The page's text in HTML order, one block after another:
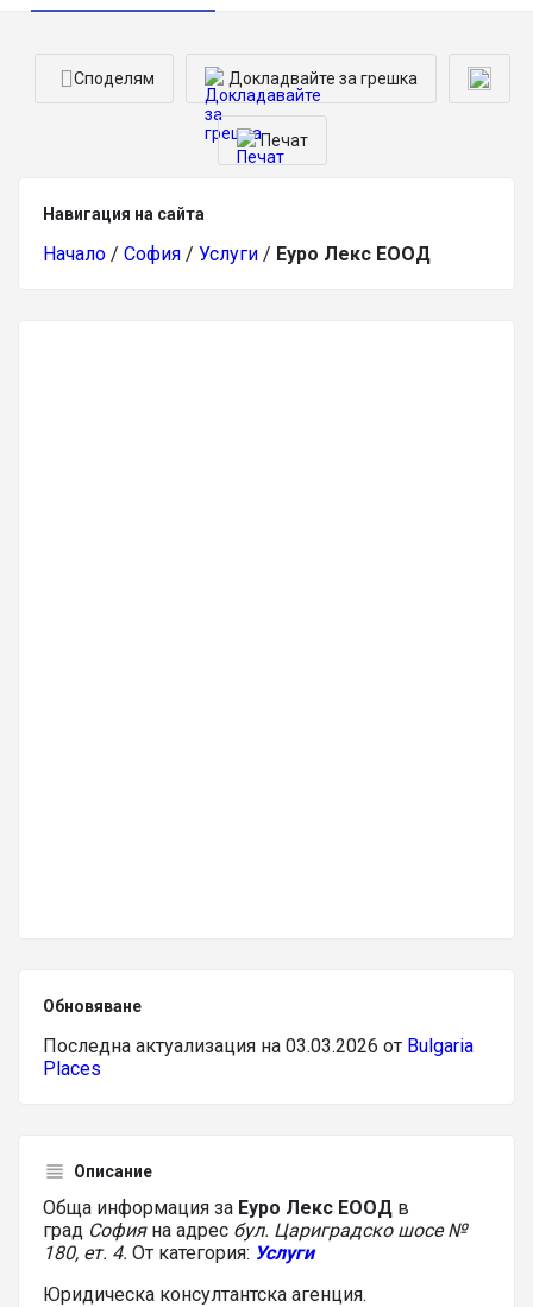
Споделям Докладвайте за грешка
Печат
Навигация на сайта
Начало / София / Услуги / Еуро Лекс ЕООД
Обновяване
Последна актуализация на 03.03.2026 от Bulgaria
Places
Описание
Обща информация за Еуро Лекс ЕООД в
град София на адрес бул. Цариградско шосе №
180, ет. 4. От категория: Услуги
Юридическа консултантска агенция.